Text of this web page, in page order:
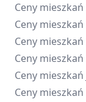
Ceny mieszkań
Ceny mieszkań
Ceny mieszkań
Ceny mieszkań
Ceny mieszkań
Ceny mieszkań